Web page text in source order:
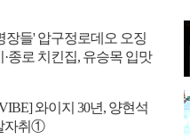
장들' 압구정로데오 오징
·종로 치킨집, 유승목 입맛
와이지 30년, 양현석
자취①